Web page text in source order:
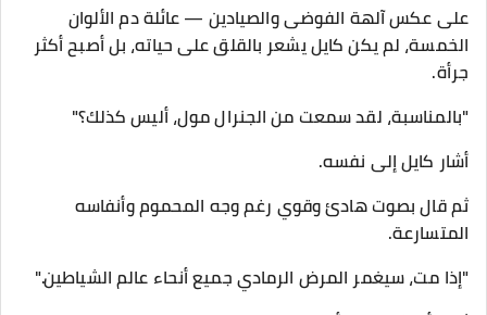
على عكس آلهة الفوضى والصيادين — عائلة دم الألوان
الخمسة، لم يكن كايل يشعر بالقلق على حياته، بل أصبح أكثر
جرأة.
"بالمناسبة، لقد سمعت من الجنرال مول، أليس كذلك؟"
أشار كايل إلى نفسه.
ثم قال بصوت هادئ وقوي رغم وجه المحموم وأنفاسه
المتسارعة.
"إذا مت، سيغمر المرض الرمادي جميع أنحاء عالم الشياطين."